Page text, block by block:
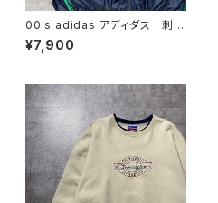
00's adidas アディダス 刺繍
ワンポイント パフォーマンスロ
ゴ ノーカラー ネイビー ナ
¥7,900